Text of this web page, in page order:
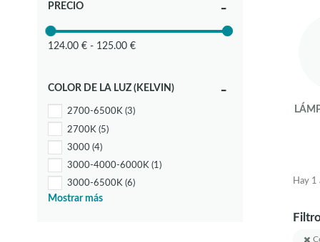
Hay 1
PRECIO
124.00 € - 125.00 €
COLOR DE LA LUZ (KELVIN)
2700-6500K (3)
2700K (5)
3000 (4)
3000-4000-6000K (1)
3000-6500K (6)
3000K(19)
Mostrar más